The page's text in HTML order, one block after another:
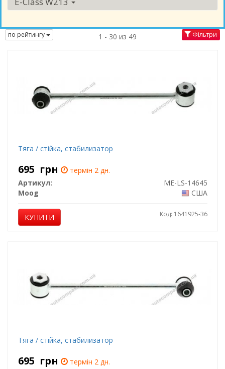
по рейтингу 1 - 30 из 49 Фільтри
Тяга / стійка, стабилизатор
695 грн
термін 2 дн.
Артикул:
ME-LS-14645
Moog
США
КУПИТИ Код: 1641925-36
Тяга / стійка, стабилизатор
695 грн
термін 2 дн.